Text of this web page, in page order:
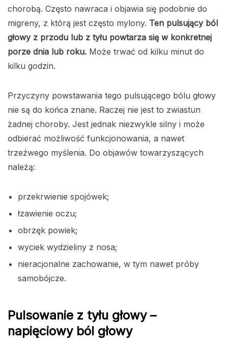
chorobą. Często nawraca i objawia się podobnie do
migreny, z którą jest często mylony. Ten pulsujący ból
głowy z przodu lub z tyłu powtarza się w konkretnej
porze dnia lub roku. Może trwać od kilku minut do
kilku godzin.
Przyczyny powstawania tego pulsującego bólu głowy
nie są do końca znane. Raczej nie jest to zwiastun
żadnej choroby. Jest jednak niezwykle silny i może
odbierać możliwość funkcjonowania, a nawet
trzeźwego myślenia. Do objawów towarzyszących
należą:
przekrwienie spojówek;
łzawienie oczu;
obrzęk powiek;
wyciek wydzieliny z nosa;
nieracjonalne zachowanie, w tym nawet próby
samobójcze.
Pulsowanie z tyłu głowy –
napięciowy ból głowy